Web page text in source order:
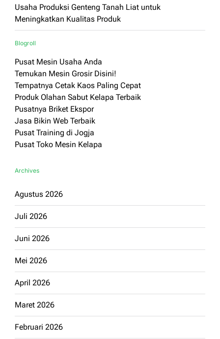
Usaha Produksi Genteng Tanah Liat untuk
Meningkatkan Kualitas Produk
Blogroll
Pusat Mesin Usaha Anda
Temukan Mesin Grosir Disini!
Tempatnya Cetak Kaos Paling Cepat
Produk Olahan Sabut Kelapa Terbaik
Pusatnya Briket Ekspor
Jasa Bikin Web Terbaik
Pusat Training di Jogja
Pusat Toko Mesin Kelapa
Archives
Agustus 2026
Juli 2026
Juni 2026
Mei 2026
April 2026
Maret 2026
Februari 2026